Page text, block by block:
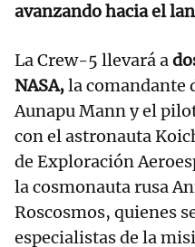
avanzando hacia el
La Crew-5 llevará a
NASA,la comandante
Aunapu Mann y el
con el astronauta
de Exploración
la cosmonauta rusa
Roscosmos, quienes
especialistas de la